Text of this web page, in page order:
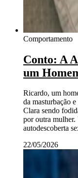
Comportamento
Conto: A
um
Ricardo, um
da masturbação
Clara sendo
por outra mulher.
autodescoberta
22/05/2026